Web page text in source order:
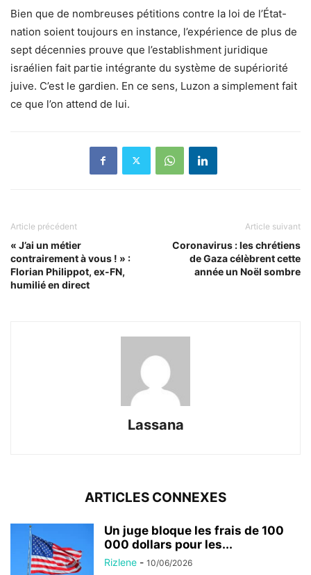
Bien que de nombreuses pétitions contre la loi de l’État-
nation soient toujours en instance, l’expérience de plus de
sept décennies prouve que l’establishment juridique
israélien fait partie intégrante du système de supériorité
juive. C’est le gardien. En ce sens, Luzon a simplement fait
ce que l’on attend de lui.
Article précédent
« J’ai un métier
contrairement à vous ! » :
Florian Philippot, ex-FN,
humilié en direct
Article suivant
Coronavirus : les chrétiens
de Gaza célèbrent cette
année un Noël sombre
Lassana
ARTICLES CONNEXES
Un juge bloque les frais de 100
000 dollars pour les...
Rizlene - 10/06/2026